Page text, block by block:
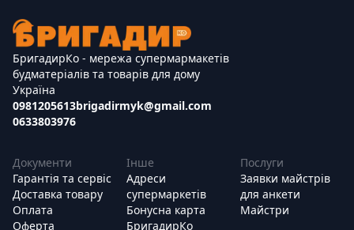
БригадирКо - мережа супермармакетів
будматеріалів та товарів для дому
Україна
0981205613
0633803976
brigadirmyk@gmail.com
Документи
Гарантія та сервіс
Доставка товару
Оплата
Оферта
Інше
Адреси
супермаркетів
Бонусна карта
БригадирКо
Послуги
Заявки майстрів
для анкети
Майстри